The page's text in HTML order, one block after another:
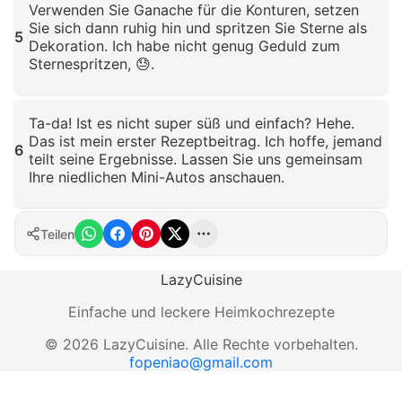
5
Verwenden Sie Ganache für die Konturen, setzen
Sie sich dann ruhig hin und spritzen Sie Sterne als
Dekoration. Ich habe nicht genug Geduld zum
Sternespritzen, 😓.
6
Ta-da! Ist es nicht super süß und einfach? Hehe.
Das ist mein erster Rezeptbeitrag. Ich hoffe, jemand
teilt seine Ergebnisse. Lassen Sie uns gemeinsam
Ihre niedlichen Mini-Autos anschauen.
Klicken zum Vergrößern
Teilen
LazyCuisine
Einfache und leckere Heimkochrezepte
© 2026 LazyCuisine. Alle Rechte vorbehalten.
fopeniao@gmail.com